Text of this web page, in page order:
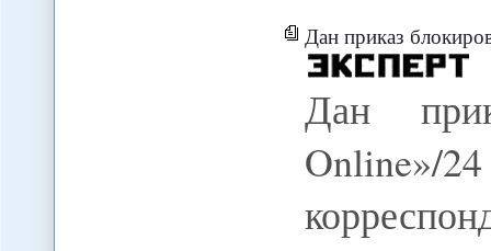
Дан приказ
Дан
Online»/